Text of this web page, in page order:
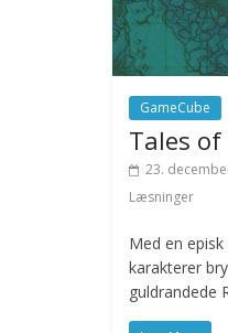
GameCube
Tales of
23.
Læsninger
Med en
karakterer
guldrandede